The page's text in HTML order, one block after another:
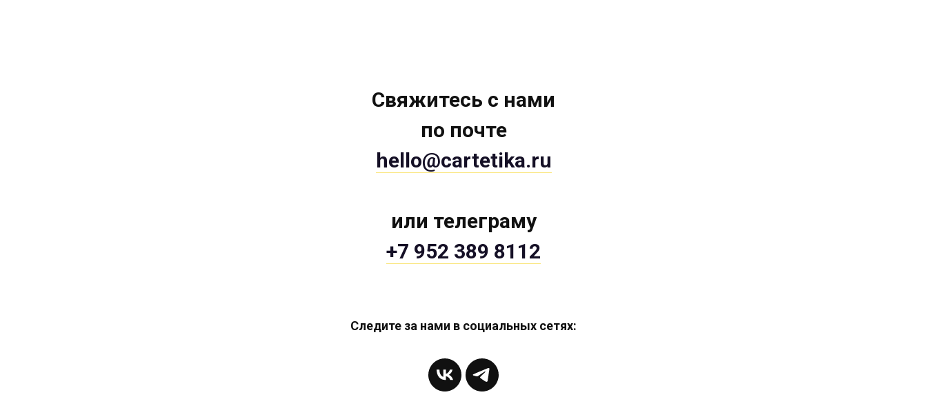
Свяжитесь с нами
по почте
hello@cartetika.ru
или телеграму
+7 952 389 8112
Следите за нами в социальных сетях: